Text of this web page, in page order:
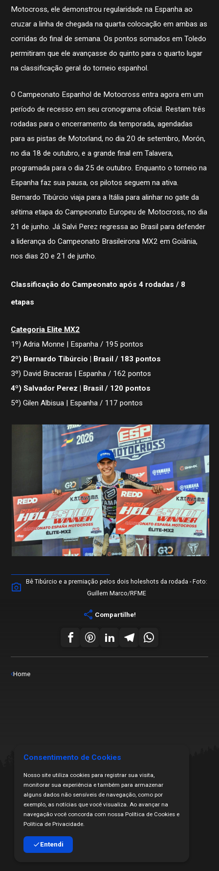
Motocross, ele demonstrou regularidade na Espanha ao
cruzar a linha de chegada na quarta colocação em ambas as
corridas do final de semana. Os pontos somados em Toledo
permitiram que ele avançasse do quinto para o quarto lugar
na classificação geral do torneio espanhol.
O Campeonato Espanhol de Motocross entra agora em um
período de recesso em seu cronograma oficial. Restam três
rodadas para o encerramento da temporada, agendadas
para as pistas de Motorland, no dia 20 de setembro, Morón,
no dia 18 de outubro, e a grande final em Talavera,
programada para o dia 25 de outubro. Enquanto o torneio na
Espanha faz sua pausa, os pilotos seguem na ativa.
Bernardo Tibúrcio viaja para a Itália para alinhar no gate da
sétima etapa do Campeonato Europeu de Motocross, no dia
21 de junho. Já Salvi Perez regressa ao Brasil para defender
a liderança do Campeonato Brasileirona MX2 em Goiânia,
nos dias 20 e 21 de junho.
Classificação do Campeonato após 4 rodadas / 8
etapas
Categoria Elite MX2
1º) Adria Monne | Espanha / 195 pontos
2º) Bernardo Tibúrcio | Brasil / 183 pontos
3º) David Braceras | Espanha / 162 pontos
4º) Salvador Perez | Brasil / 120 pontos
5º) Gilen Albisua | Espanha / 117 pontos
Bê Tibúrcio e a premiação pelos dois holeshots da rodada - Foto:
Guillem Marco/RFME
share Compartilhe!
Home
Todos os Direitos Reservados | Copyright ₢ 2024
Proibida a cópia ou veiculação sem citação da fonte.
Desenvolvido por HakkaH Marketing Digital
Consentimento de Cookies
Nosso site utiliza cookies para registrar sua visita,
monitorar sua experiência e também para armazenar
alguns dados não sensíveis de navegação, como por
exemplo, as notícias que você visualiza. Ao avançar na
navegação você concorda com nossa Política de Cookies e
Política de Privacidade.
Entendi